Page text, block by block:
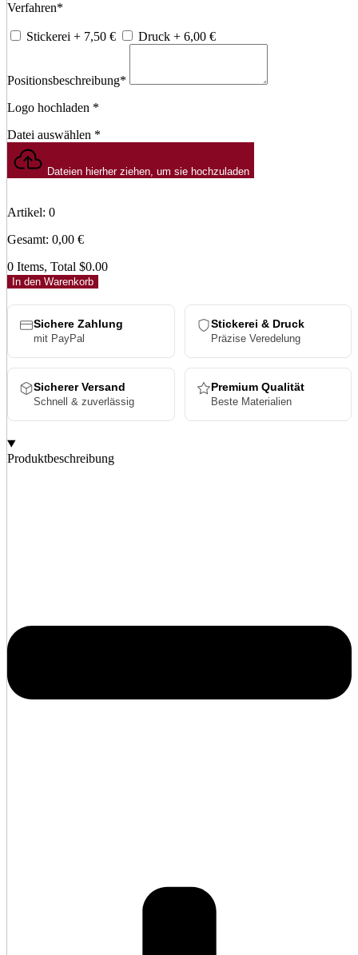
Verfahren*
Stickerei + 7,50 € Druck + 6,00 €
Positionsbeschreibung*
Logo hochladen *
Datei auswählen *
Dateien hierher ziehen, um sie hochzuladen
Artikel: 0
Gesamt: 0,00 €
0 Items, Total $0.00
In den Warenkorb
Sichere Zahlung
mit PayPal
Stickerei & Druck
Präzise Veredelung
Sicherer Versand
Schnell & zuverlässig
Premium Qualität
Beste Materialien
Produktbeschreibung